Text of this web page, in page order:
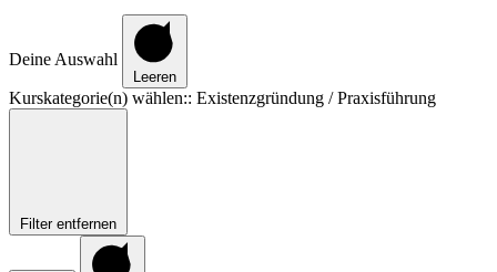
Deine Auswahl
Leeren
Kurskategorie(n) wählen:: Existenzgründung / Praxisführung
Filter entfernen